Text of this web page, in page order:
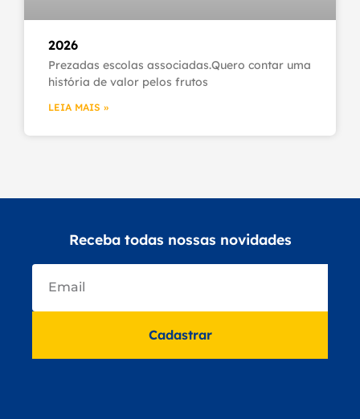
2026
Prezadas escolas associadas.Quero contar uma
história de valor pelos frutos
LEIA MAIS »
Receba todas nossas novidades
Cadastrar